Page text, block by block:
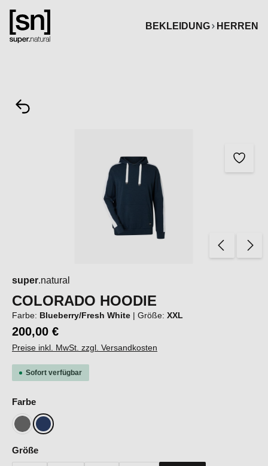
springen
BEKLEIDUNG
HERREN
super.natural
COLORADO HOODIE
Farbe: Blueberry/Fresh White | Größe: XXL
200,00 €
Preise inkl. MwSt. zzgl. Versandkosten
Sofort verfügbar
Farbeauswählen
Cashmere Grey Melange/Fresh White
Blueberry/Fresh White
Größeauswählen